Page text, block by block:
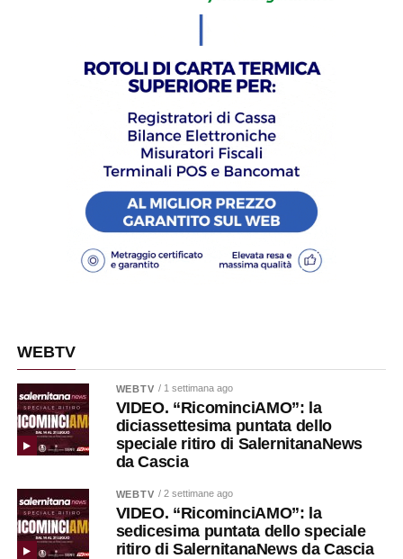
WEBTV
WEBTV / 1 settimana ago
VIDEO. “RicominciAMO”: la
diciassettesima puntata dello
speciale ritiro di SalernitanaNews
da Cascia
WEBTV / 2 settimane ago
VIDEO. “RicominciAMO”: la
sedicesima puntata dello speciale
ritiro di SalernitanaNews da Cascia